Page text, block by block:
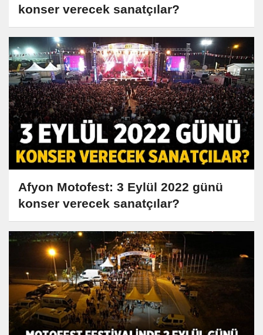
konser verecek sanatçılar?
Afyon Motofest: 3 Eylül 2022 günü
konser verecek sanatçılar?